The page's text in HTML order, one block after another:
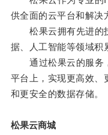
供全面的云平台和解决
松果云拥有先进的
据、人工智能等领域积
通过松果云的服务
平台上，实现更高效、
和更安全的数据存储。
松果云商城